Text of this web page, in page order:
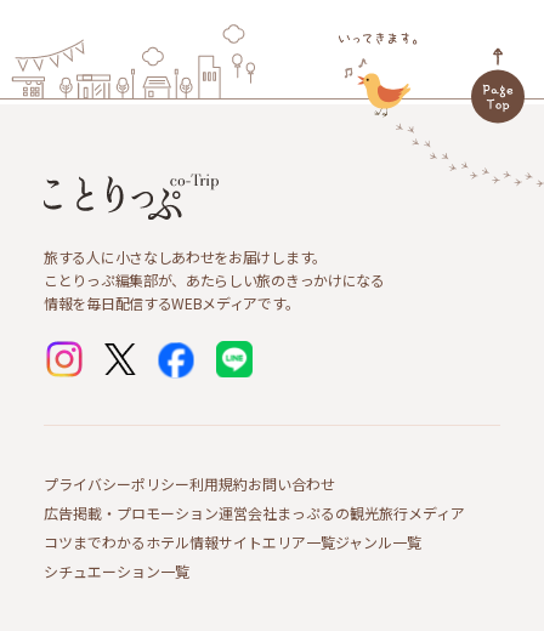
旅する人に小さなしあわせをお届けします。
ことりっぷ編集部が、あたらしい旅のきっかけになる
情報を毎日配信するWEBメディアです。
プライバシーポリシー利用規約お問い合わせ
広告掲載・プロモーション運営会社まっぷるの観光旅行メディア
コツまでわかるホテル情報サイトエリア一覧ジャンル一覧
シチュエーション一覧